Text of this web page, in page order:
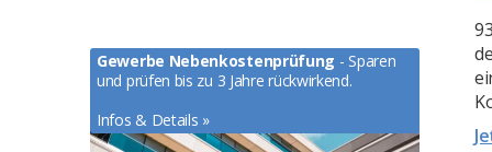
Gewerbe Nebenkostenprüfung - Sparen
und prüfen bis zu 3 Jahre rückwirkend.
Infos & Details »
So lassen Gewerbemieter ihre Nebenkosten
von Experten prüfen.